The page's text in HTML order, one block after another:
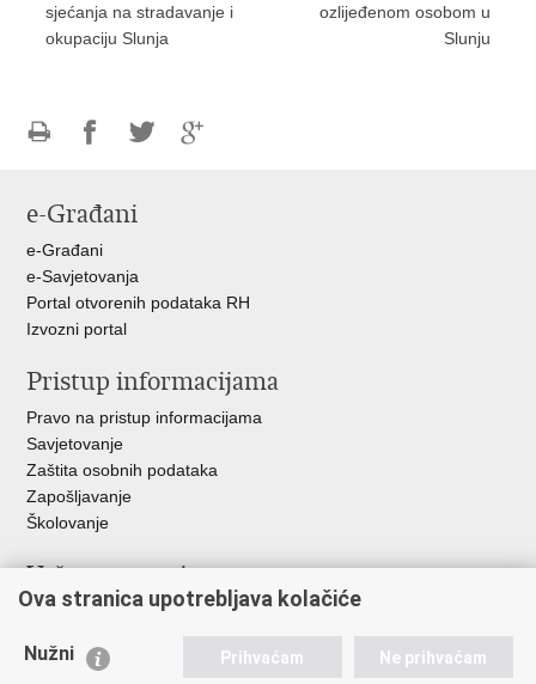
sjećanja na stradavanje i
okupaciju Slunja
ozlijeđenom osobom u
Slunju
FacebookuTwitteru
e-Građani
e-Građani
e-Savjetovanja
Portal otvorenih podataka RH
Izvozni portal
Pristup informacijama
Pravo na pristup informacijama
Savjetovanje
Zaštita osobnih podataka
Zapošljavanje
Školovanje
Važne poveznice
Ministarstvo unutarnjih poslova
Udruge
Ova stranica upotrebljava kolačiće
Nužni Prihvaćam Ne prihvaćam